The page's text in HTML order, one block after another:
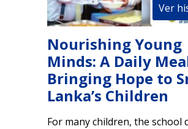
Ver
Nourishing Young
Minds: A Daily
Bringing Hope to
Lanka’s Children
For many children, the school